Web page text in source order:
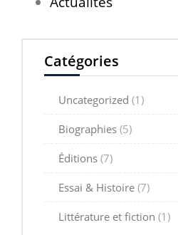
Catégories
Uncategorized (1)
Biographies (5)
Éditions (7)
Essai & Histoire (7)
Littérature et fiction (1)